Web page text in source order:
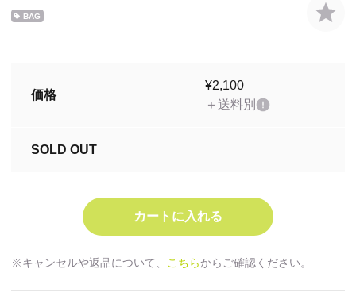
BAG
価格
¥2,100
＋送料別
SOLD OUT
※キャンセルや返品について、 こちらからご確認ください。